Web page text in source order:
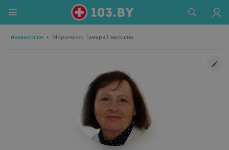
Гинекология • Мироненко Тамара Павловна